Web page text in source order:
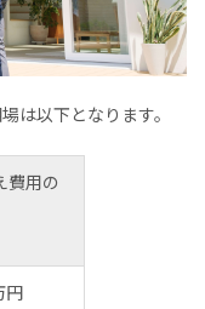
は以下となります。
費用の
円